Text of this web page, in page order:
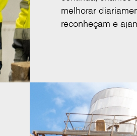
melhorar
reconheçam e